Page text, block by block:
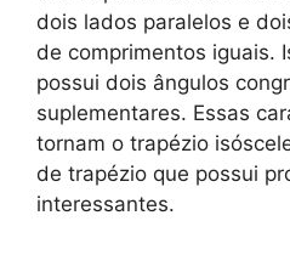
dois lados paralelos e
de comprimentos iguais.
possui dois ângulos
suplementares. Essas
tornam o trapézio
de trapézio que possui
interessantes.